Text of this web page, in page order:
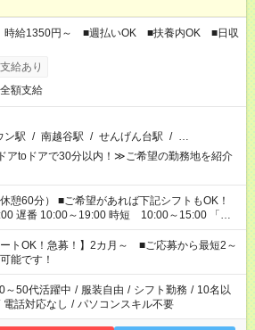
時給1350円～ ■週払いOK ■扶養内OK ■日収
給あり
額支給
ン駅 / 南越谷駅 / せんげん台駅 / …
アtoドアで30分以内！≫ご希望の勤務地を紹介
れば下記シフトもOK！
遅番 10:00～19:00 時短 10:00～15:00 「家
せたい」 「余裕を持って夕飯の準備がしたい」
はしたくない」 など、ご希望を教えてください
仕事の勤務時間。 合計で週40時間を超える場
せん。
ートOK！急募！】2カ月～ ■ご応募から最短2～
能です！
～50代活躍中 / 服装自由 / シフト勤務 / 10名以
電話対応なし / パソコンスキル不要